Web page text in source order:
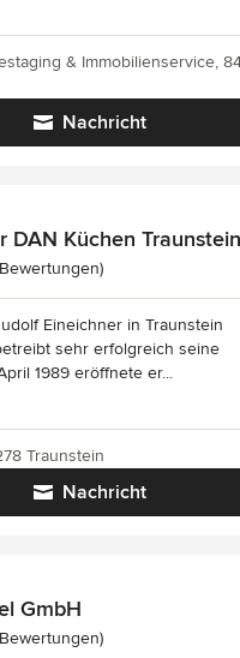
Nachricht
& Immobilienservice,
DAN Küchen
5 von 5 Sternen
Eineichner in Traunstein
sehr erfolgreich seine
1989 eröffnete er...
Nachricht
Traunstein
GmbH
5 von 5 Sternen